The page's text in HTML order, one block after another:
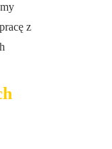
z